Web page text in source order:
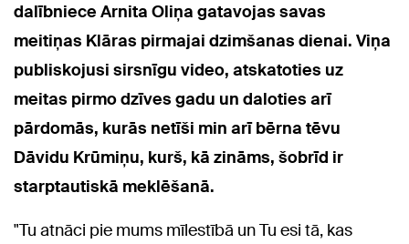
dalībniece Arnita Oliņa gatavojas savas
meitiņas Klāras pirmajai dzimšanas dienai. Viņa
publiskojusi sirsnīgu video, atskatoties uz
meitas pirmo dzīves gadu un daloties arī
pārdomās, kurās netīši min arī bērna tēvu
Dāvidu Krūmiņu, kurš, kā zināms, šobrīd ir
starptautiskā meklēšanā.
"Tu atnāci pie mums mīlestībā un Tu esi tā, kas